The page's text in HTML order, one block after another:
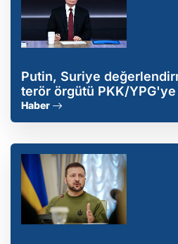
Putin, Suriye
terör örgütü PKK/
Haber